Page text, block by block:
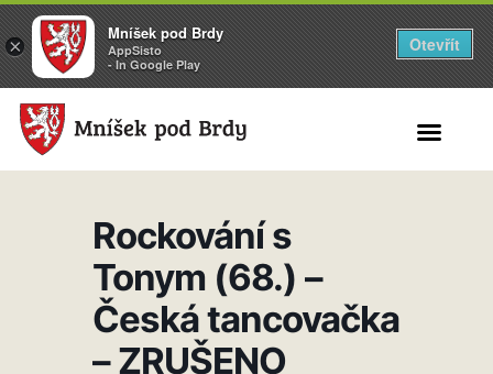
Rockování s
Tonym (68.) –
Česká tancovačka
– ZRUŠENO
×
Mníšek pod Brdy
AppSisto
- In Google Play
Otevřít